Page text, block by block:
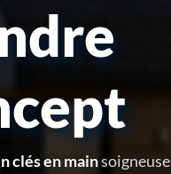
clés en main